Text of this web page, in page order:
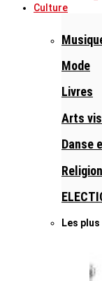
Culture
Mode
Livres
Arts
Danse
Religion
Les